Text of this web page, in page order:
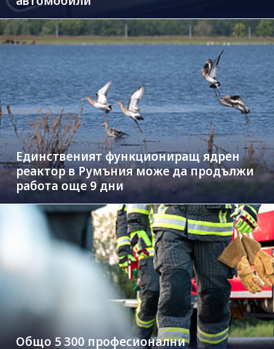
Единственият функциониращ ядрен
реактор в Румъния може да продължи
работа още 9 дни
Общо 5 300 професионални